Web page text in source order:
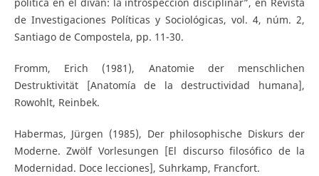
política en el diván: la introspección disciplinar”, en Revista
de Investigaciones Políticas y Sociológicas, vol. 4, núm. 2,
Santiago de Compostela, pp. 11-30.
Fromm, Erich (1981), Anatomie der menschlichen
Destruktivität [Anatomía de la destructividad humana],
Rowohlt, Reinbek.
Habermas, Jürgen (1985), Der philosophische Diskurs der
Moderne. Zwölf Vorlesungen [El discurso filosófico de la
Modernidad. Doce lecciones], Suhrkamp, Francfort.